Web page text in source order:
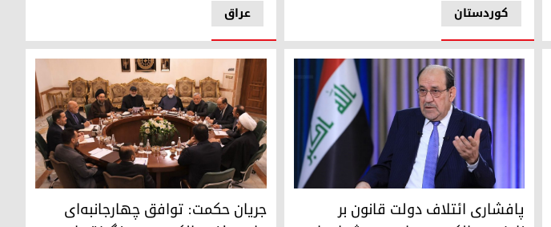
کوردستان عراق
نوری مالکی، نامزد چارچوب هماهنگی برای احراز سمت نخست‌وزیری عراق
پافشاری ائتلاف دولت قانون بر جریان حکمت: توافق چهارجانبه‌ای برای حذف
جریان حکمت: توافق چهارجانبه‌ای